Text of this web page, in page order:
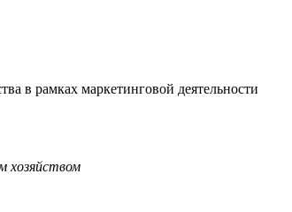
в рамках маркетинговой деятельности
хозяйством